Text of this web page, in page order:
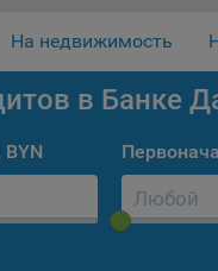
На недвижимость
в Банке